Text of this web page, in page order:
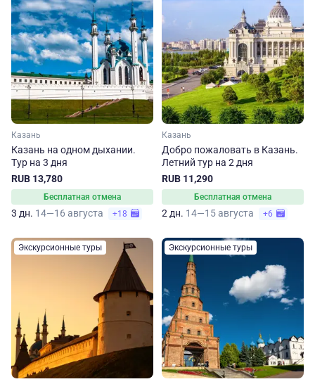
Казань
Казань на одном дыхании.
Тур на 3 дня
RUB 13,780
Бесплатная отмена
3 дн. 14—16 августа +18
Казань
Добро пожаловать в Казань.
Летний тур на 2 дня
RUB 11,290
Бесплатная отмена
2 дн. 14—15 августа +6
Экскурсионные туры Экскурсионные туры